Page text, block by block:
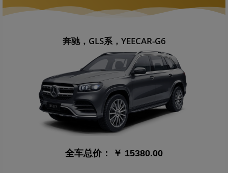
奔驰，GLS系，YEECAR-G6
全车总价： ￥ 15380.00